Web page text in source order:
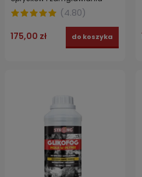
STRONG 5 l
(4.80)
175,00 zł do koszyka